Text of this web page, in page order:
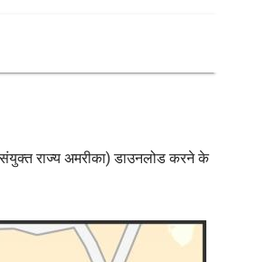
राज्य अमरीका) डाउनलोड करने के